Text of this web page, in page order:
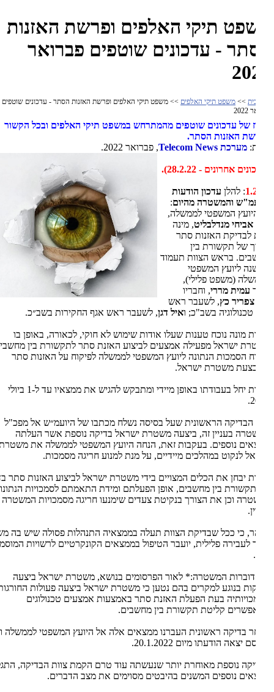
תיקי האלפים ופרשת האזנות
- עדכונים שוטפים פברואר
>>משפט תיקי האלפים>> משפט תיקי האלפים ופרשת האזנות הסתר - עדכונים שוטפים
של עדכונים שוטפים מהמתרחש במשפט תיקי האלפים ובכל הקשור
האזנות הסתר.
מערכת Telecom News , פברואר 2022.
אחרונים - 28.2.22).
: להלןעדכון הודעות
והמשטרה מהיום:
המשפטי לממשלה,
אביחי מנדלבליט, מינה
לבדיקת האזנות סתר
של תקשורת בין
בראש הצוות תעמוד
ליועץ המשפטי
(משפט פלילי),
עמית מררי , וחבריו
צפריר כץ, לשעבר ראש
בשב"כ; ואיל דגן, לשעבר ראש אגף החקירות בשב״כ.
מונה נוכח טענות שעלו אודות שימוש לא חוקי, לכאורה, באופן בו
ישראל מפעילה אמצעים לביצוע האזנת סתר לתקשורת בין מחשבים,
הסמכות הנתונה ליועץ המשפטי לממשלה לפיקוח על האזנות סתר
משטרת ישראל.
הצוות יחל בעבודתו באופן מיידי ומתבקש להגיש את ממצאיו עד ל-1 ביולי
הבדיקה הראשונית שעל בסיסה נשלח מכתבו של היועמ״ש אל מפכ"ל
בעניין זה, ביצעה משטרת ישראל בדיקה נוספת אשר העלתה
נוספים. בעקבות זאת, הנחה היועץ המשפטי לממשלה את משטרת
לנקוט במהלכים מיידיים, על מנת למנוע חריגה מסמכות.
יבחן את הכלים המצויים בידי משטרת ישראל לביצוע האזנות סתר בדרך
בין מחשבים, אופן הפעלתם ומידת התאמתם לסמכויות הנתונות
וכן את הצורך בנקיטת צעדים שימנעו חריגה מסמכויות המשטרה על
כי ככל שבדיקת הצוות תעלה בממצאיה התנהלות פסולה שיש בה משום
פלילית, יועבר הטיפול בממצאים הקונקרטיים לרשויות המוסמכות
המשטרה:* לאור הפרסומים בנושא, משטרת ישראל ביצעה
בנוגע למקרים בהם נטען כי משטרת ישראל ביצעה פעולות החורגות
בעת הפעלת האזנת סתר באמצעות אמצעים טכנולוגים
קליטת תקשורת בין מחשבים.
בדיקה ראשונית העברנו ממצאים אלה אל היועץ המשפטי לממשלה ועל
יצאה הודעתו מיום 20.1.2022.
נוספת מאוחרת יותר שנעשתה עוד טרם הקמת צוות הבדיקה, התגלו
נוספים המשנים בהיבטים מסוימים את מצב הדברים.